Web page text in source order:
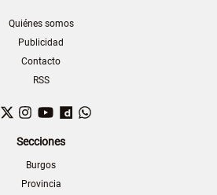
Quiénes somos
Publicidad
Contacto
RSS
Facebook
TwitterInstagram
YouTubeDailymotion
Secciones
Burgos
Provincia